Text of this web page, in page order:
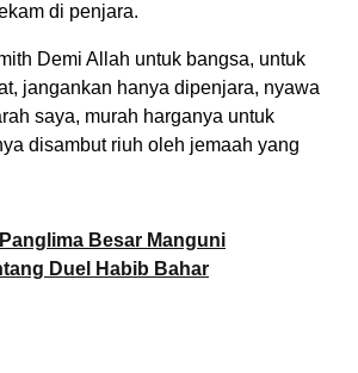
di penjara.
Demi Allah untuk bangsa, untuk
jangankan hanya dipenjara, nyawa
saya, murah harganya untuk
disambut riuh oleh jemaah yang
Panglima Besar Manguni
Duel Habib Bahar